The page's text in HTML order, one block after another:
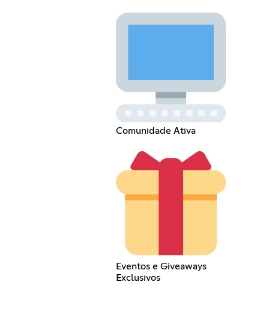
Comunidade Ativa
Eventos e Giveaways
Exclusivos